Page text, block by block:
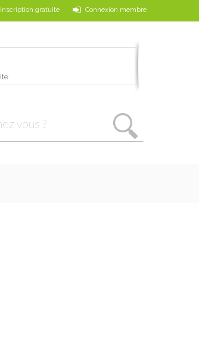
Inscription gratuite Connexion membre